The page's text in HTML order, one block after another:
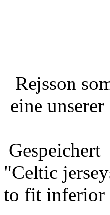
Rejsson
eine
Gespeichert
"Celtic
to fit inferior